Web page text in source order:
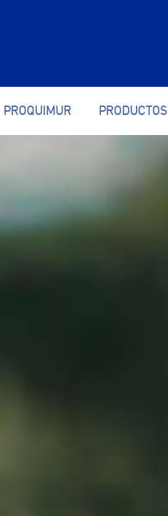
PROQUIMUR PRODUCTOS